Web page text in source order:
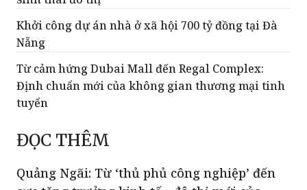
Khởi công dự án nhà ở xã hội 700 tỷ đồng tại Đà
Nẵng
Từ cảm hứng Dubai Mall đến Regal Complex:
Định chuẩn mới của không gian thương mại tinh
tuyển
ĐỌC THÊM
Quảng Ngãi: Từ ‘thủ phủ công nghiệp’ đến